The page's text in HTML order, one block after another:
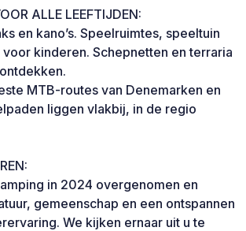
ALLE LEEFTIJDEN:
en kano’s. Speelruimtes, speeltuin
kinderen. Schepnetten en terraria
MTB-routes van Denemarken en
liggen vlakbij, in de regio
in 2024 overgenomen en
gemeenschap en een ontspannen
We kijken ernaar uit u te